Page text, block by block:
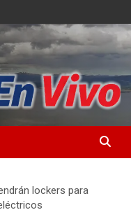
lockers para